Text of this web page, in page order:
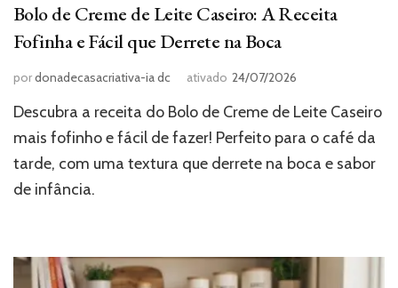
Bolo de Creme de Leite Caseiro: A Receita
Fofinha e Fácil que Derrete na Boca
pordonadecasacriativa-ia dc ativado 24/07/2026
Descubra a receita do Bolo de Creme de Leite Caseiro
mais fofinho e fácil de fazer! Perfeito para o café da
tarde, com uma textura que derrete na boca e sabor
de infância.